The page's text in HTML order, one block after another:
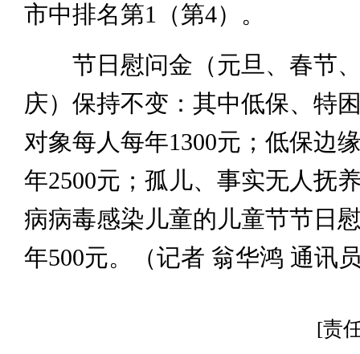
市中排名第1（第4）。
节日慰问金（元旦、春节、
庆）保持不变：其中低保、特
对象每人每年1300元；低保边
年2500元；孤儿、事实无人抚
病病毒感染儿童的儿童节节日
年500元。（记者 翁华鸿 通讯
[责